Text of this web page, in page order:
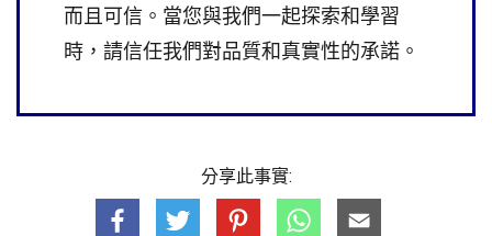
而且可信。當您與我們一起探索和學習
時，請信任我們對品質和真實性的承諾。
分享此事實: